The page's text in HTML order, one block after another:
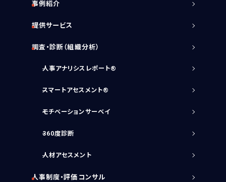
事例紹介
提供サービス
調査・診断（組織分析）
人事アナリシスレポート®
スマートアセスメント®
モチベーションサーベイ
360度診断
人材アセスメント
人事制度・評価コンサル